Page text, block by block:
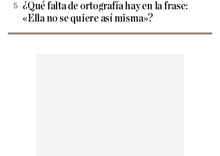
¿Qué falta de ortografía hay en la frase:
«Ella no se quiere así misma»?